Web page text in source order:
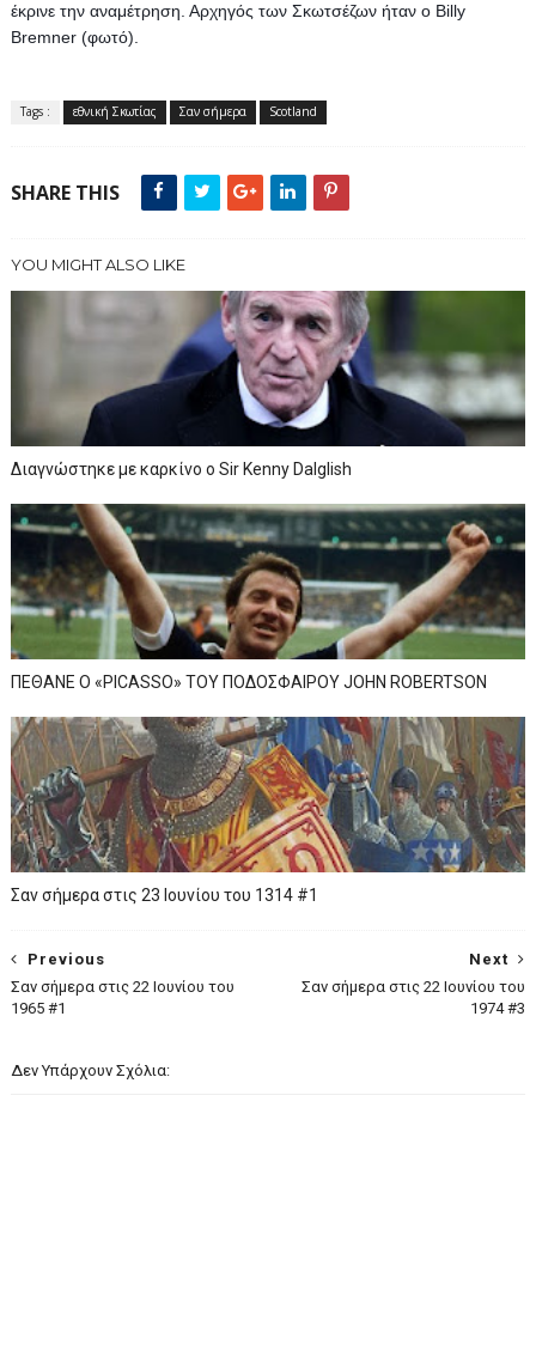
έκρινε την αναμέτρηση. Αρχηγός των Σκωτσέζων ήταν ο Billy
Bremner (φωτό).
Tags : εθνική Σκωτίας Σαν σήμερα Scotland
SHARE THIS
YOU MIGHT ALSO LIKE
Διαγνώστηκε με καρκίνο ο Sir Kenny Dalglish
ΠΕΘΑΝΕ Ο «PICASSO» TOY ΠΟΔΟΣΦΑΙΡΟΥ JOHN ROBERTSON
Σαν σήμερα στις 23 Ιουνίου του 1314 #1
Next
Σαν σήμερα στις 22 Ιουνίου του
1974 #3
Previous
Σαν σήμερα στις 22 Ιουνίου του
1965 #1
Δεν Υπάρχουν Σχόλια: